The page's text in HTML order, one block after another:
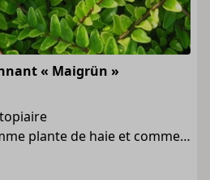
« Maigrün »
haie et comme couvre-sol de hauteur moyenne